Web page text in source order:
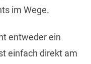
im Wege.
entweder ein
einfach direkt am